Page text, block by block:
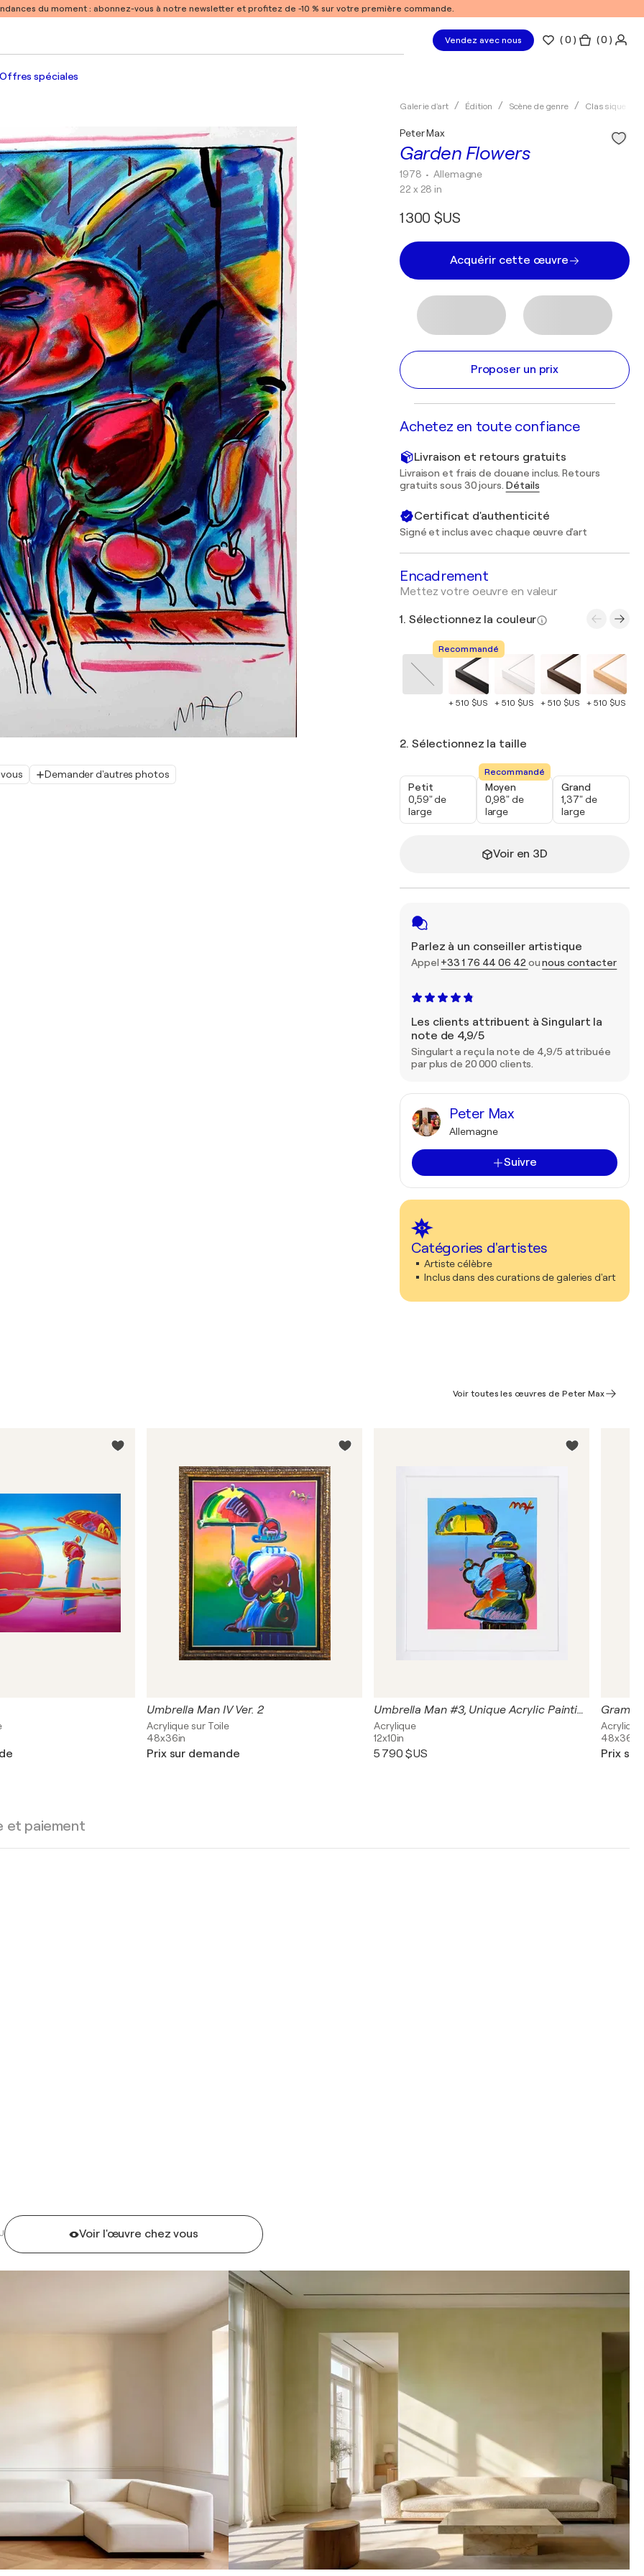
du moment : abonnez-vous à notre newsletter et profitez de -10 % sur votre première commande.
Vendez avec nous (0 ) ( 0 )
spéciales
Demander d'autres photos
Galerie d'art Édition Scène de genre Classique
Garden Flowers
Peter Max
1978 • Allemagne
22 x 28 in
1 300 $US
Acquérir cette œuvre
Proposer un prix
Achetez en toute confiance
Livraison et retours gratuits
Livraison et frais de douane inclus. Retours
gratuits sous 30 jours. Détails
Certificat d'authenticité
Signé et inclus avec chaque œuvre d'art
Encadrement
Mettez votre oeuvre en valeur
1. Sélectionnez la couleur
Recommandé
+ 510 $US + 510 $US + 510 $US + 510 $US
2. Sélectionnez la taille
Petit
0,59" de
large
Recommandé
Moyen
0,98" de
large
Grand
1,37" de
large
Voir en 3D
Parlez à un conseiller artistique
Appel +33 1 76 44 06 42 ounous contacter
Les clients attribuent à Singulart la
note de 4,9/5
Singulart a reçu la note de 4,9/5 attribuée
par plus de 20 000 clients.
Peter Max
Allemagne
Suivre
Catégories d'artistes
Artiste célèbre
Inclus dans des curations de galeries d'art
Voir l'œuvre chez vous
Voir toutes les œuvres de Peter Max
Umbrella Man IV Ver. 2
Acrylique sur Toile
48x36in
Prix sur demande
Umbrella Man #3, Unique Acrylic Painting on Paper, Hand Signed
Acrylique
12x10in
5 790 $US
48x36in
Prix
et paiement